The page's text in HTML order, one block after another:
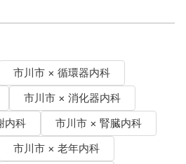
市川市 × 循環器内科
市川市 × 消化器内科
内科
市川市 × 腎臓内科
市川市 × 老年内科